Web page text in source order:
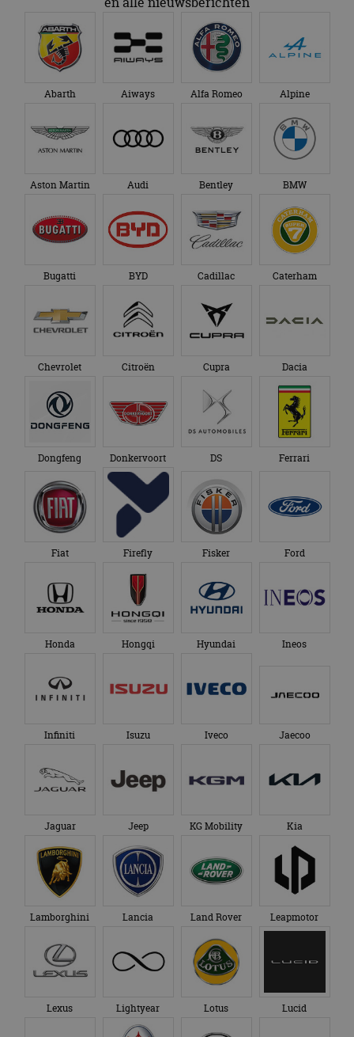
Abarth Aiways Alfa Romeo Alpine
Aston Martin Audi Bentley BMW
Bugatti BYD Cadillac Caterham
Chevrolet Citroën Cupra Dacia
Dongfeng Donkervoort DS Ferrari
Fiat Firefly Fisker Ford
Honda Hongqi Hyundai Ineos
Infiniti Isuzu Iveco Jaecoo
Jaguar Jeep KG Mobility Kia
Lamborghini Lancia Land Rover Leapmotor
Lexus Lightyear Lotus Lucid